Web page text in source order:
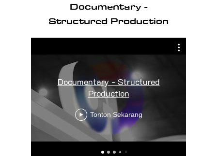
Documentary -
Structured Production
Documentary - Structured
Production
Tonton Sekarang